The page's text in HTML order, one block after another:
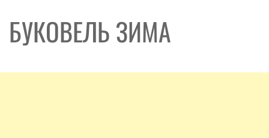
БУКОВЕЛЬ ЗИМА